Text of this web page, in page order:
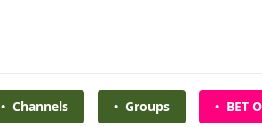
• Channels • Groups • BET